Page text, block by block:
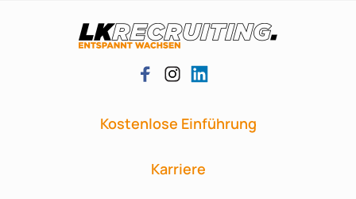
Kostenlose Einführung
Karriere